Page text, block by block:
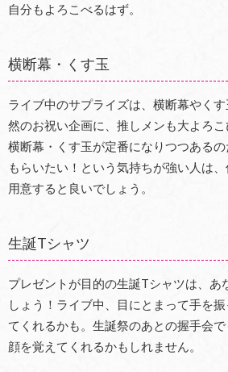
自分もよろこべるはず。
横断幕・くす玉
ライブ中のサプライズは、横断幕やく
然のお祝い企画に、推しメンも大よろ
横断幕・くす玉が定番になりつつある
もらいたい！という気持ちが強い人は
用意すると良いでしょう。
生誕Tシャツ
プレゼントが目的の生誕Tシャツは、あ
しょう！ライブ中、目にとまって手を
てくれるかも。生誕祭のあとの握手会
顔を覚えてくれるかもしれません。